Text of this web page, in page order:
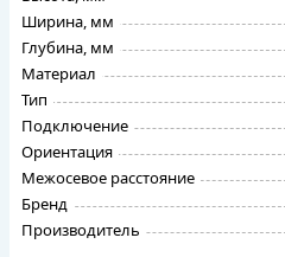
Ширина, мм
Глубина, мм
Материал
Тип
Подключение
Ориентация
Межосевое расстояние
Бренд
Производитель